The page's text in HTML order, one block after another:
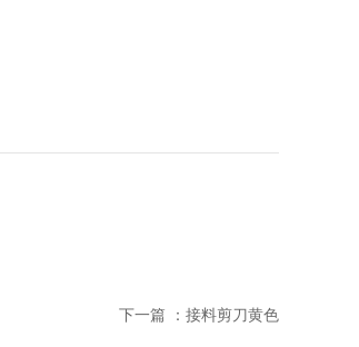
下一篇 ： 接料剪刀黄色